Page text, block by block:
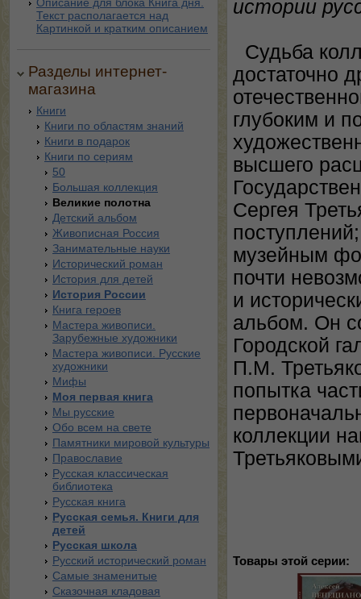
Текст располагается над
Картинкой и кратким описанием
Разделы интернет-
магазина
Книги
Книги по областям знаний
Книги в подарок
Книги по сериям
50
Большая коллекция
Великие полотна
Детский альбом
Живописная Россия
Занимательные науки
Исторический роман
История для детей
История России
Книга героев
Мастера живописи.
Зарубежные художники
Мастера живописи. Русские
художники
Мифы
Моя первая книга
Мы русские
Обо всем на свете
Памятники мировой культуры
Православие
Русская классическая
библиотека
Русская книга
Русская семья. Книги для
детей
Русская школа
Русский исторический роман
Самые знаменитые
Сказочная кладовая
истории
Судьба
достаточно
глубоким и
высшего
Сергея
музейным
почти
и
альбом. Он
Городской
П.М.
попытка
коллекции
Товары этой серии: